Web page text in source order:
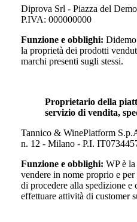
Diprova Srl - Piazza del
P.IVA: 000000000
Funzione e obblighi:
la proprietà dei prodotti
marchi presenti sugli stessi.
Proprietario della
servizio di vendita,
Tannico & WinePlatform
n. 12 - Milano - P.I.
Funzione e obblighi: WP è
vendere in nome proprio e
di procedere alla spedizione e
effettuare attività di customer